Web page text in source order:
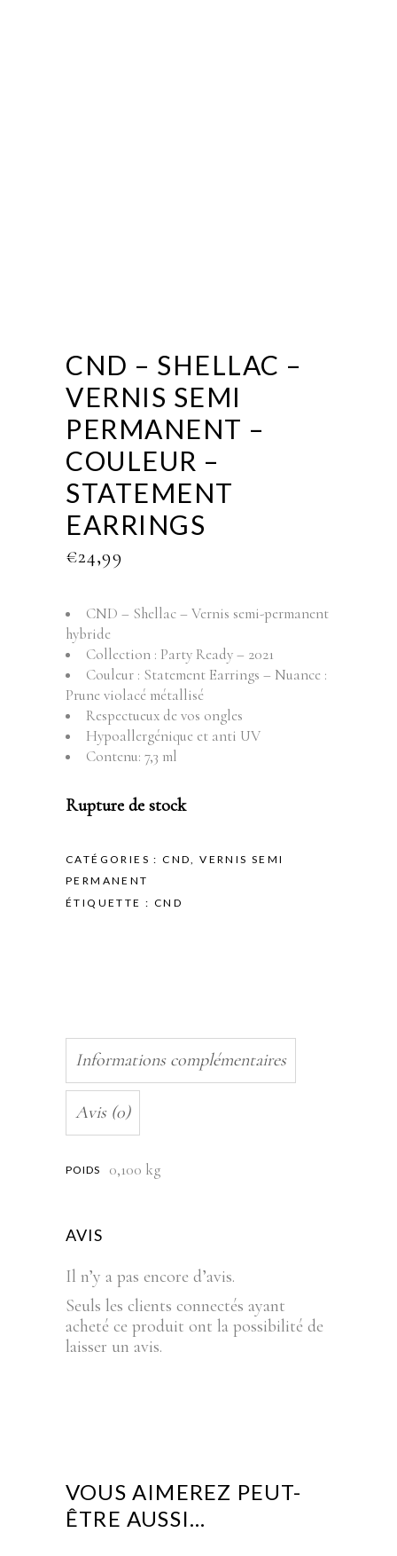
CND – SHELLAC –
VERNIS SEMI
PERMANENT –
COULEUR –
STATEMENT
EARRINGS
€24,99
CND – Shellac – Vernis semi-permanent
hybride
Collection : Party Ready – 2021
Couleur : Statement Earrings – Nuance :
Prune violacé métallisé
Respectueux de vos ongles
Hypoallergénique et anti UV
Contenu: 7,3 ml
Rupture de stock
CATÉGORIES :CND,VERNIS SEMI
PERMANENT
ÉTIQUETTE : CND
Informations complémentaires
Avis (0)
POIDS 0,100 kg
AVIS
Il n’y a pas encore d’avis.
Seuls les clients connectés ayant
acheté ce produit ont la possibilité de
laisser un avis.
VOUS AIMEREZ PEUT-
ÊTRE AUSSI…